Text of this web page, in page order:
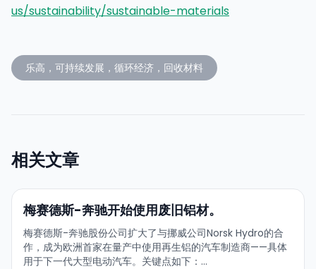
us/sustainability/sustainable-materials
乐高，可持续发展，循环经济，回收材料
相关文章
梅赛德斯-奔驰开始使用废旧铝材。
梅赛德斯-奔驰股份公司扩大了与挪威公司Norsk Hydro的合
作，成为欧洲首家在量产中使用再生铝的汽车制造商——具体
用于下一代大型电动汽车。关键点如下：...